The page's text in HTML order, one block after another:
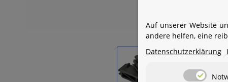
Auf unserer Website
andere helfen, eine
Datenschutzerklärung